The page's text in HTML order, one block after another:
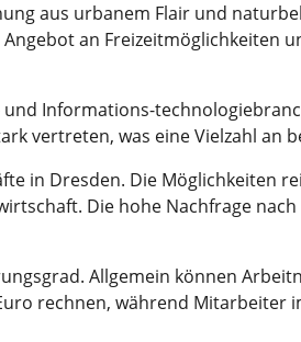
aus urbanem Flair und
an Freizeitmöglichkeiten
Informations-
vertreten, was eine Vielzahl an
in Dresden. Die Möglichkeiten
Die hohe Nachfrage
Allgemein können
rechnen, während Mitarbeiter